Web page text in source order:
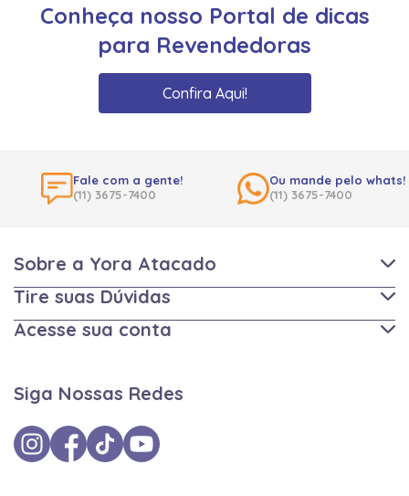
Conheça nosso Portal de dicas
para Revendedoras
Confira Aqui!
Fale com a gente!
(11) 3675-7400
Ou mande pelo whats!
(11) 3675-7400
Sobre a Yora Atacado
Tire suas Dúvidas
Acesse sua conta
Siga Nossas Redes